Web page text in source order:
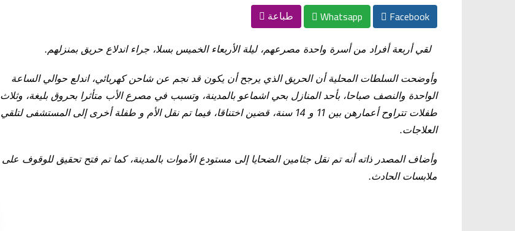
Facebook
Whatsapp طباعة
لقي أربعة أفراد من أسرة واحدة مصرعهم، ليلة الأربعاء الخميس بسلا، جراء اندلاع حريق بمنزلهم.
وأوضحت السلطات المحلية أن الحريق الذي يرجح أن يكون قد نجم عن شاحن كهربائي، اندلع حوالي الساعة
الواحدة والنصف صباحا، بأحد المنازل بحي اشماعو بالمدينة، وتسبب في مصرع الأب متأثرا بحروق بليغة، وثلاث
طفلات تتراوح أعمارهن بين 11 و 14 سنة، قضين اختناقا، فيما تم نقل الأم و طفلة أخرى إلى المستشفى لتلقي
العلاجات.
وأضاف المصدر ذاته أنه تم نقل جثامين الضحايا إلى مستودع الأموات بالمدينة، كما تم فتح تحقيق للوقوف على
ملابسات الحادث.